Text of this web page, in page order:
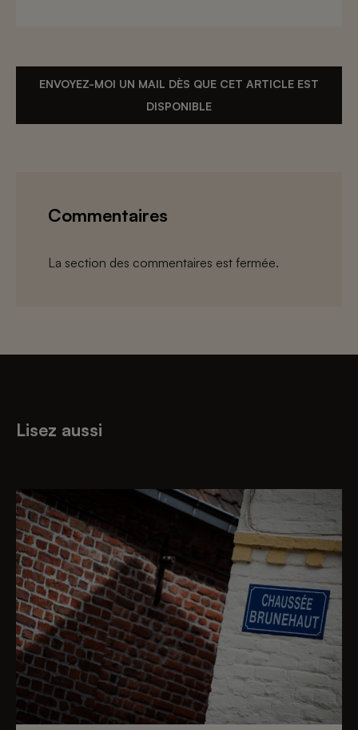
ENVOYEZ-MOI UN MAIL DÈS QUE CET ARTICLE EST
DISPONIBLE
Commentaires
La section des commentaires est fermée.
Lisez aussi